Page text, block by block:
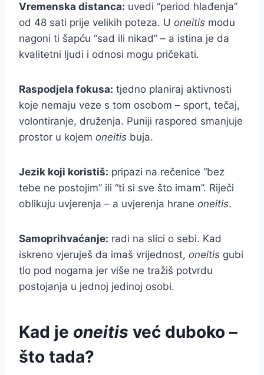
Vremenska distanca: uvedi “period hlađenja”
od 48 sati prije velikih poteza. U oneitis modu
nagoni ti šapću “sad ili nikad” – a istina je da
kvalitetni ljudi i odnosi mogu pričekati.
Raspodjela fokusa: tjedno planiraj aktivnosti
koje nemaju veze s tom osobom – sport, tečaj,
volontiranje, druženja. Puniji raspored smanjuje
prostor u kojem oneitis buja.
Jezik koji koristiš: pripazi na rečenice “bez
tebe ne postojim” ili “ti si sve što imam”. Riječi
oblikuju uvjerenja – a uvjerenja hrane oneitis.
Samoprihvaćanje: radi na slici o sebi. Kad
iskreno vjeruješ da imaš vrijednost, oneitis gubi
tlo pod nogama jer više ne tražiš potvrdu
postojanja u jednoj jedinoj osobi.
Kad je oneitis već duboko –
što tada?